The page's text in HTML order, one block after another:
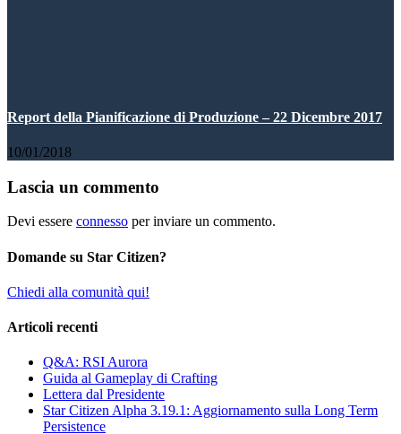
Report della Pianificazione di Produzione – 22 Dicembre 2017
10/01/2018
Lascia un commento
Devi essere connesso per inviare un commento.
Domande su Star Citizen?
Chiedi alla comunità qui!
Articoli recenti
Q&A: RSI Aurora
Guida al Gameplay di Crafting
Lettera dal Presidente
Star Citizen Alpha 3.19.1: Aggiornamento sulla Long Term
Persistence